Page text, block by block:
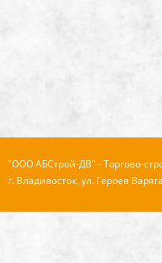
"ООО АБСтрой-ДВ" - Торгово-
г. Владивосток, ул. Героев